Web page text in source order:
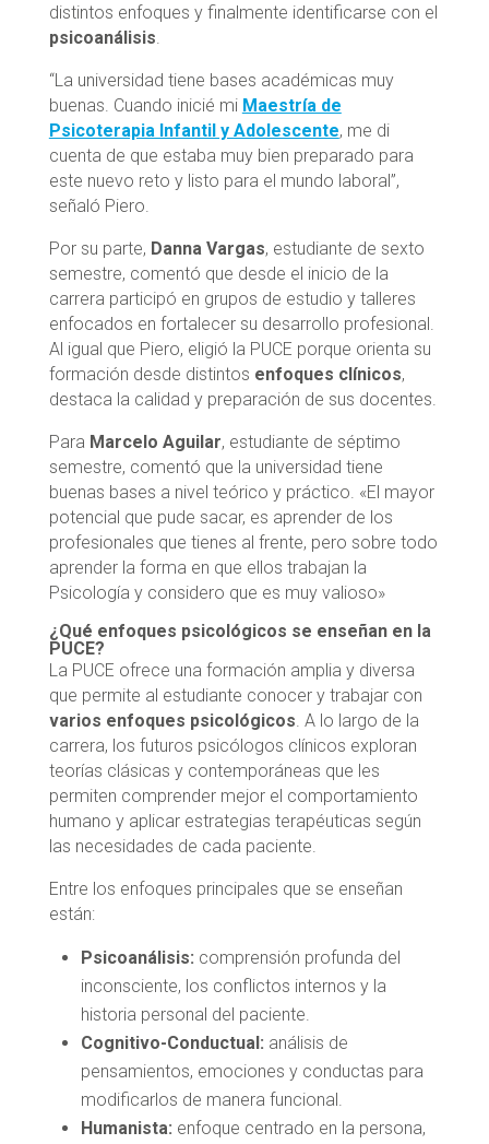
distintos enfoques y finalmente identificarse con el
psicoanálisis.
“La universidad tiene bases académicas muy
buenas. Cuando inicié mi Maestría de
Psicoterapia Infantil y Adolescente, me di
cuenta de que estaba muy bien preparado para
este nuevo reto y listo para el mundo laboral”,
señaló Piero.
Por su parte, Danna Vargas, estudiante de sexto
semestre, comentó que desde el inicio de la
carrera participó en grupos de estudio y talleres
enfocados en fortalecer su desarrollo profesional.
Al igual que Piero, eligió la PUCE porque orienta su
formación desde distintos enfoques clínicos,
destaca la calidad y preparación de sus docentes.
Para Marcelo Aguilar, estudiante de séptimo
semestre, comentó que la universidad tiene
buenas bases a nivel teórico y práctico. «El mayor
potencial que pude sacar, es aprender de los
profesionales que tienes al frente, pero sobre todo
aprender la forma en que ellos trabajan la
Psicología y considero que es muy valioso»
¿Qué enfoques psicológicos se enseñan en la
PUCE?
La PUCE ofrece una formación amplia y diversa
que permite al estudiante conocer y trabajar con
varios enfoques psicológicos. A lo largo de la
carrera, los futuros psicólogos clínicos exploran
teorías clásicas y contemporáneas que les
permiten comprender mejor el comportamiento
humano y aplicar estrategias terapéuticas según
las necesidades de cada paciente.
Entre los enfoques principales que se enseñan
están:
Psicoanálisis: comprensión profunda del
inconsciente, los conflictos internos y la
historia personal del paciente.
Cognitivo-Conductual: análisis de
pensamientos, emociones y conductas para
modificarlos de manera funcional.
Humanista: enfoque centrado en la persona,